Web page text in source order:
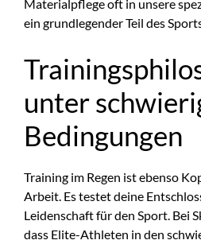
Materialpflege oft in unsere
ein grundlegender Teil des
unter
Bedingungen
Training im Regen ist ebenso
Arbeit. Es testet deine
Leidenschaft für den Sport. Bei
dass Elite-Athleten in den